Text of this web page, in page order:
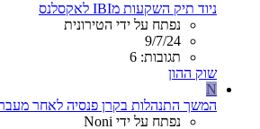
ניוד תיק השקעות מIBI לאקסלנס
נפתח על ידי הטירונית
9/7/24
תגובות: 6
שוק ההון
N
המשך התנהלות בקרן פנסיה לאחר מעבר
נפתח על ידי Noni